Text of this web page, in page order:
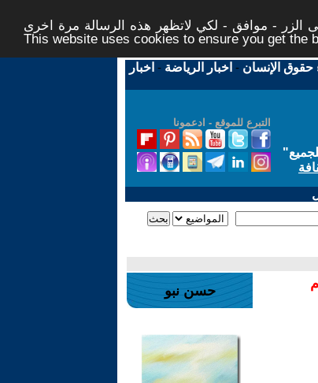
الزر - موافق - لكي لاتظهر هذه الرسالة مرة اخرى -
This website uses cookies to ensure you get the
حقوق الإنسان - اخبار الرياضة - اخبار
التبرع للموقع - ادعمونا
"
حسن نبو